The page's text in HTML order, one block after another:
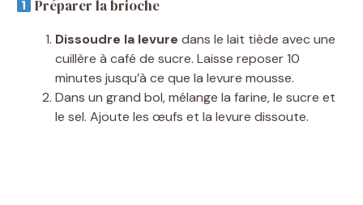
Préparer la brioche
Dissoudre la levure dans le lait tiède avec une
cuillère à café de sucre. Laisse reposer 10
minutes jusqu’à ce que la levure mousse.
Dans un grand bol, mélange la farine, le sucre et
le sel. Ajoute les œufs et la levure dissoute.